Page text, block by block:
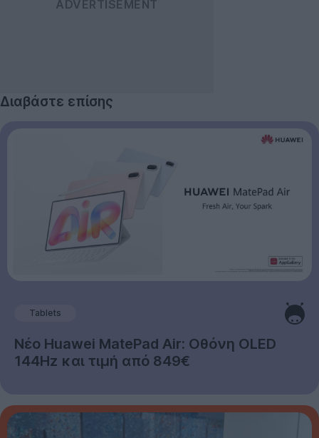
Διαβάστε επίσης
Tablets
Νέο Huawei MatePad Air: Οθόνη OLED
144Hz και τιμή από 849€